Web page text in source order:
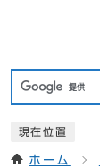
現在位置
ホーム